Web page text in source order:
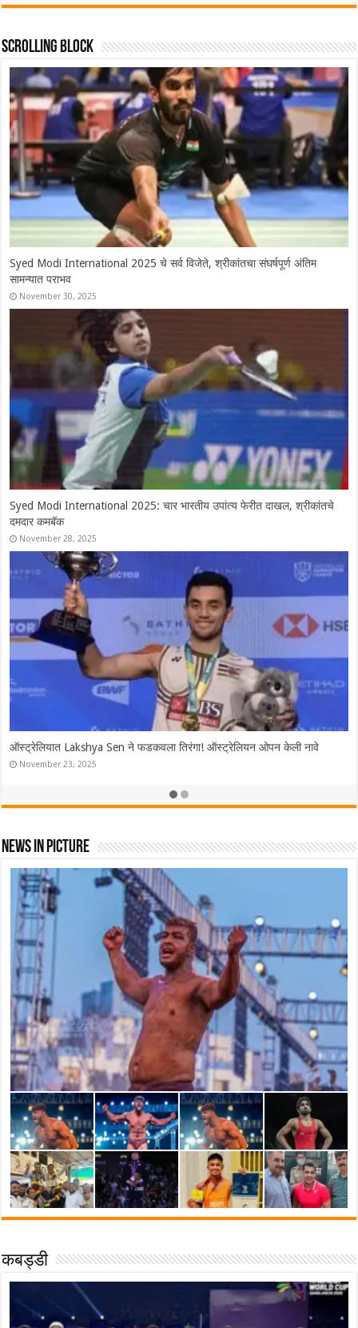
Scrolling Block
Syed Modi International 2025 चे सर्व विजेते, श्रीकांतचा संघर्षपूर्ण अंतिम
सामन्यात पराभव
November 30, 2025
Syed Modi International 2025: चार भारतीय उपांत्य फेरीत दाखल, श्रीकांतचे
दमदार कमबॅक
November 28, 2025
ऑस्ट्रेलियात Lakshya Sen ने फडकवला तिरंगा! ऑस्ट्रेलियन ओपन केली नावे
November 23, 2025
News In Picture
कबड्डी